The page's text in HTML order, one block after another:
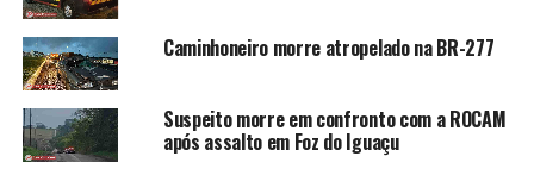
Caminhoneiro morre atropelado na BR-277
Suspeito morre em confronto com a ROCAM
após assalto em Foz do Iguaçu